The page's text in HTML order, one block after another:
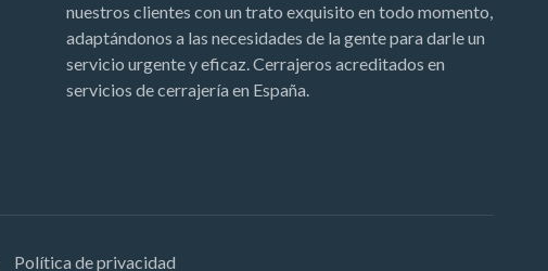
nuestros clientes con un trato exquisito en todo momento,
adaptándonos a las necesidades de la gente para darle un
servicio urgente y eficaz. Cerrajeros acreditados en
servicios de cerrajería en España.
Política de privacidad